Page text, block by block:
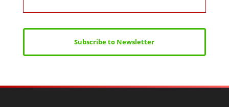
Subscribe to Newsletter